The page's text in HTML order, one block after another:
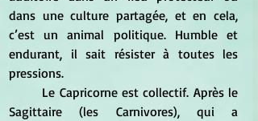
dans une culture partagée, et en cela,
c’est un animal politique. Humble et
endurant, il sait résister à toutes les
pressions.
Sagittaire (les Carnivores), qui a